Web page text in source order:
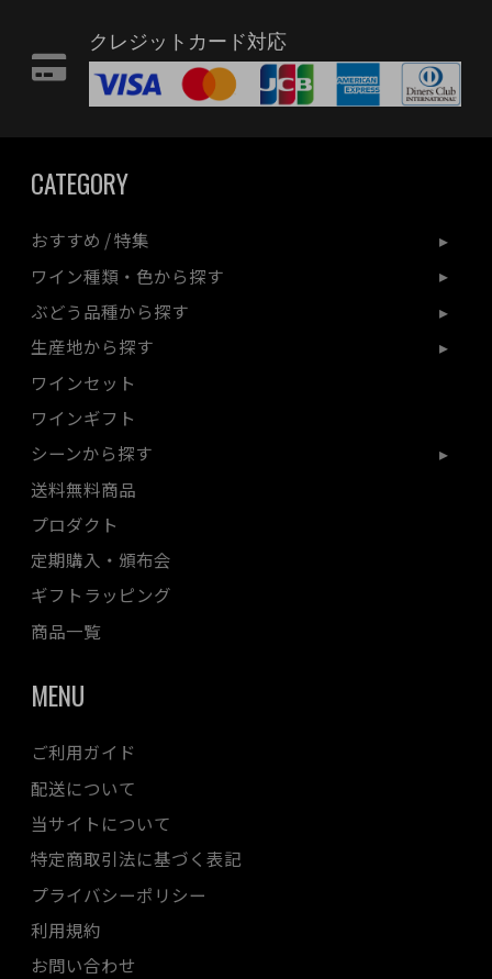
クレジットカード対応
CATEGORY
おすすめ / 特集
ワイン種類・色から探す
ぶどう品種から探す
生産地から探す
ワインセット
ワインギフト
シーンから探す
送料無料商品
プロダクト
定期購入・頒布会
ギフトラッピング
商品一覧
MENU
ご利用ガイド
配送について
当サイトについて
特定商取引法に基づく表記
プライバシーポリシー
利用規約
お問い合わせ